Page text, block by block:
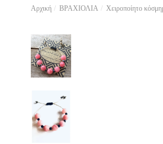
Αρχική ΒΡΑΧΙΟΛΙΑ Χειροποίητο